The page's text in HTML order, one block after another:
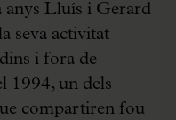
anys Lluís i Gerard
seva activitat
i fora de
1994, un dels
compartiren fou